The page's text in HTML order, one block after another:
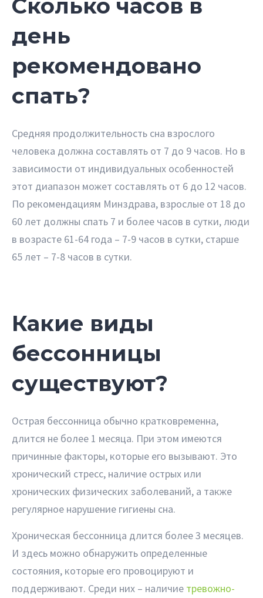
Сколько часов в
день
рекомендовано
спать?
Средняя продолжительность сна взрослого
человека должна составлять от 7 до 9 часов. Но в
зависимости от индивидуальных особенностей
этот диапазон может составлять от 6 до 12 часов.
По рекомендациям Минздрава, взрослые от 18 до
60 лет должны спать 7 и более часов в сутки, люди
в возрасте 61-64 года – 7-9 часов в сутки, старше
65 лет – 7-8 часов в сутки.
Какие виды
бессонницы
существуют?
Острая бессонница обычно кратковременна,
длится не более 1 месяца. При этом имеются
причинные факторы, которые его вызывают. Это
хронический стресс, наличие острых или
хронических физических заболеваний, а также
регулярное нарушение гигиены сна.
Хроническая бессонница длится более 3 месяцев.
И здесь можно обнаружить определенные
состояния, которые его провоцируют и
поддерживают. Среди них – наличие тревожно-